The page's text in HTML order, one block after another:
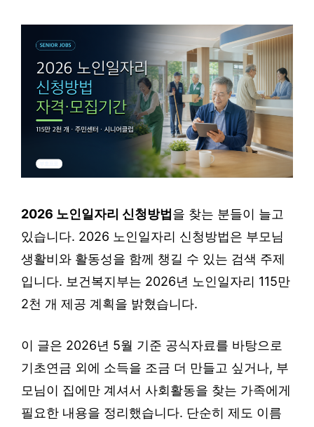
2026 노인일자리 신청방법 을 찾는 분들이 늘고
있습니다. 2026 노인일자리 신청방법은 부모님
생활비와 활동성을 함께 챙길 수 있는 검색 주제
입니다. 보건복지부는 2026년 노인일자리 115만
2천 개 제공 계획을 밝혔습니다.
이 글은 2026년 5월 기준 공식자료를 바탕으로
기초연금 외에 소득을 조금 더 만들고 싶거나, 부
모님이 집에만 계셔서 사회활동을 찾는 가족에게
필요한 내용을 정리했습니다. 단순히 제도 이름